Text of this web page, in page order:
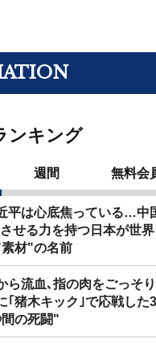
ンキング
週間 無料会
平は心底焦っている…中
せる力を持つ日本が世
材"の名前
ら流血､指の肉をごっそ
猪木キック｣で応戦した
の死闘"